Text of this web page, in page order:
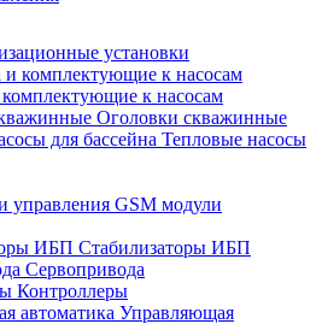
установки
к насосам
Оголовки скважинные
Тепловые насосы
GSM модули
Стабилизаторы ИБП
Сервопривода
Контроллеры
Управляющая